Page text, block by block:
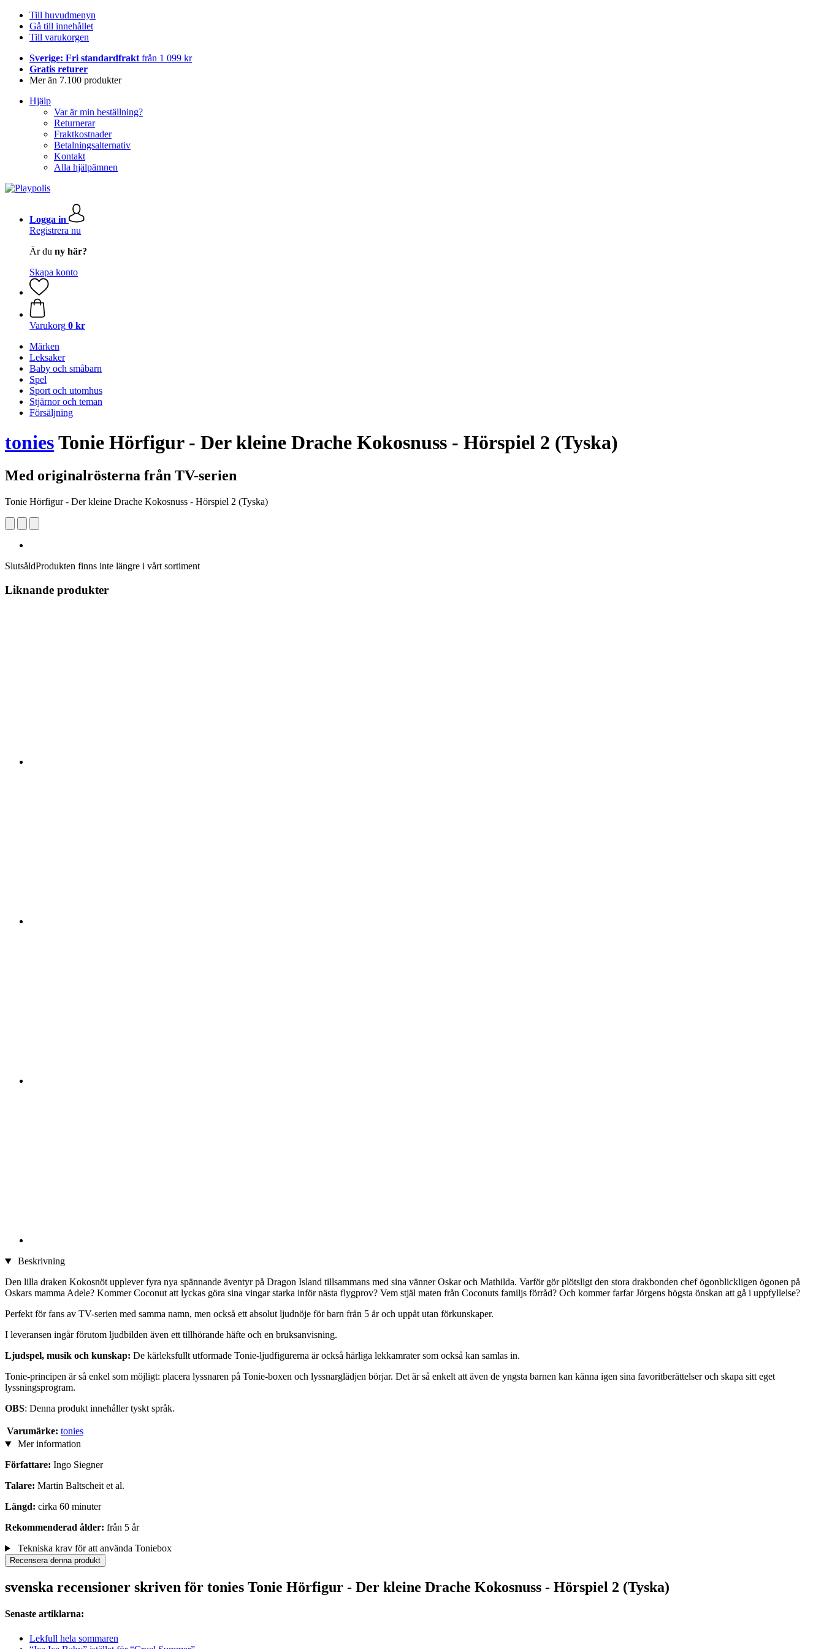
Till huvudmenyn
Gå till innehållet
Till varukorgen
Sverige: Fri standardfrakt från 1 099 kr
Gratis returer
Mer än 7.100 produkter
Hjälp
Var är min beställning?
Returnerar
Fraktkostnader
Betalningsalternativ
Kontakt
Alla hjälpämnen
Logga in
Registrera nu
Är du ny här?
Skapa konto
Varukorg 0 kr
Märken
Leksaker
Baby och småbarn
Spel
Sport och utomhus
Stjärnor och teman
Försäljning
toniesTonie Hörfigur - Der kleine Drache Kokosnuss - Hörspiel 2 (Tyska)
Med originalrösterna från TV-serien
Tonie Hörfigur - Der kleine Drache Kokosnuss - Hörspiel 2 (Tyska)
SlutsåldProdukten finns inte längre i vårt sortiment
Liknande produkter
Beskrivning
Den lilla draken Kokosnöt upplever fyra nya spännande äventyr på Dragon Island tillsammans med sina vänner Oskar och Mathilda. Varför gör plötsligt den stora drakbonden chef ögonblickligen ögonen på
Oskars mamma Adele? Kommer Coconut att lyckas göra sina vingar starka inför nästa flygprov? Vem stjäl maten från Coconuts familjs förråd? Och kommer farfar Jörgens högsta önskan att gå i uppfyllelse?
Perfekt för fans av TV-serien med samma namn, men också ett absolut ljudnöje för barn från 5 år och uppåt utan förkunskaper.
I leveransen ingår förutom ljudbilden även ett tillhörande häfte och en bruksanvisning.
Ljudspel, musik och kunskap: De kärleksfullt utformade Tonie-ljudfigurerna är också härliga lekkamrater som också kan samlas in.
Tonie-principen är så enkel som möjligt: placera lyssnaren på Tonie-boxen och lyssnarglädjen börjar. Det är så enkelt att även de yngsta barnen kan känna igen sina favoritberättelser och skapa sitt eget
lyssningsprogram.
OBS: Denna produkt innehåller tyskt språk.
Varumärke: tonies
Mer information
Författare: Ingo Siegner
Talare: Martin Baltscheit et al.
Längd: cirka 60 minuter
Rekommenderad ålder: från 5 år
Tekniska krav för att använda Toniebox
Recensera denna produkt
svenska recensioner skriven för tonies Tonie Hörfigur - Der kleine Drache Kokosnuss - Hörspiel 2 (Tyska)
Senaste artiklarna:
Lekfull hela sommaren